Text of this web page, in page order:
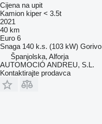
Cijena na upit
Kamion kiper < 3.5t
2021
40 km
Euro 6
Snaga 140 k.s. (103 kW) Gorivo
Španjolska, Alforja
AUTOMOCIÓ ANDREU, S.L.
Kontaktirajte prodavca